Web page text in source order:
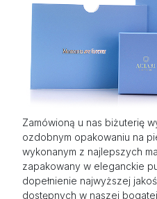
Zamówioną u nas biżuterię
ozdobnym opakowaniu na
wykonanym z najlepszych
zapakowany w eleganckie
dopełnienie najwyższej
dostępnych w naszej